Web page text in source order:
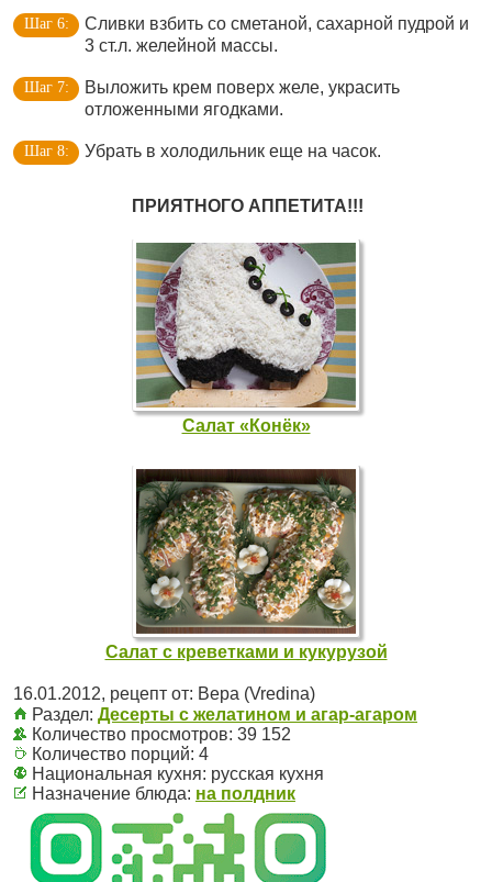
Сливки взбить со сметаной, сахарной пудрой и
3 ст.л. желейной массы.
Выложить крем поверх желе, украсить
отложенными ягодками.
Убрать в холодильник еще на часок.
ПРИЯТНОГО АППЕТИТА!!!
Салат «Конёк»
Салат с креветками и кукурузой
16.01.2012, рецепт от: Вера (Vredina)
Раздел: Десерты с желатином и агар-агаром
Количество просмотров: 39 152
Количество порций: 4
Национальная кухня: русская кухня
Назначение блюда: на полдник